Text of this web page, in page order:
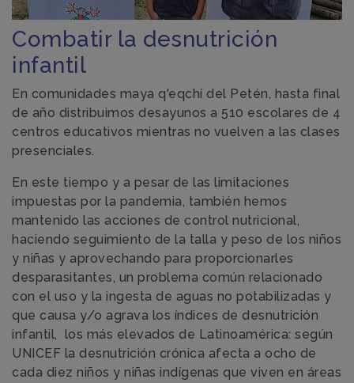
Combatir la desnutrición
infantil
En comunidades maya q'eqchí del Petén, hasta final
de año distribuimos desayunos a 510 escolares de 4
centros educativos mientras no vuelven a las clases
presenciales.
En este tiempo y a pesar de las limitaciones
impuestas por la pandemia, también hemos
mantenido las acciones de control nutricional,
haciendo seguimiento de la talla y peso de los niños
y niñas y aprovechando para proporcionarles
desparasitantes, un problema común relacionado
con el uso y la ingesta de aguas no potabilizadas y
que causa y/o agrava los índices de desnutrición
infantil, los más elevados de Latinoamérica: según
UNICEF la desnutrición crónica afecta a ocho de
cada diez niños y niñas indígenas que viven en áreas